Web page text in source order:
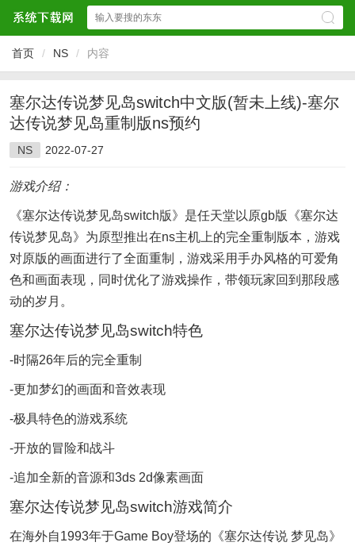
首页 / NS / 内容
塞尔达传说梦见岛switch中文版(暂未上线)-塞尔
达传说梦见岛重制版ns预约
NS 2022-07-27
游戏介绍：
《塞尔达传说梦见岛switch版》是任天堂以原gb版《塞尔达
传说梦见岛》为原型推出在ns主机上的完全重制版本，游戏
对原版的画面进行了全面重制，游戏采用手办风格的可爱角
色和画面表现，同时优化了游戏操作，带领玩家回到那段感
动的岁月。
塞尔达传说梦见岛switch特色
-时隔26年后的完全重制
-更加梦幻的画面和音效表现
-极具特色的游戏系统
-开放的冒险和战斗
-追加全新的音源和3ds 2d像素画面
塞尔达传说梦见岛switch游戏简介
在海外自1993年于Game Boy登场的《塞尔达传说 梦见岛》